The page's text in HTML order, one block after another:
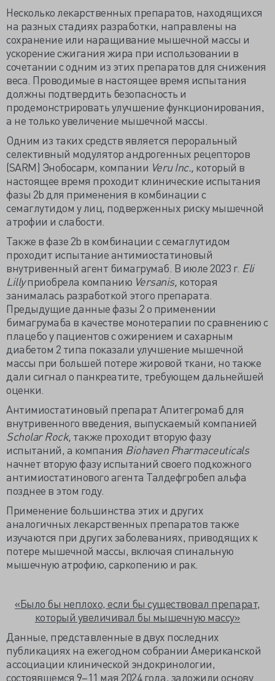
Несколько лекарственных препаратов, находящихся
на разных стадиях разработки, направлены на
сохранение или наращивание мышечной массы и
ускорение сжигания жира при использовании в
сочетании с одним из этих препаратов для снижения
веса. Проводимые в настоящее время испытания
должны подтвердить безопасность и
продемонстрировать улучшение функционирования,
а не только увеличение мышечной массы.
Одним из таких средств является пероральный
селективный модулятор андрогенных рецепторов
(SARM) Энобосарм, компании Veru Inc., который в
настоящее время проходит клинические испытания
фазы 2b для применения в комбинации с
семаглутидом у лиц, подверженных риску мышечной
атрофии и слабости.
Также в фазе 2b в комбинации с семаглутидом
проходит испытание антимиостатиновый
внутривенный агент бимагрумаб. В июле 2023 г. Eli
Lillyприобрела компанию Versanis, которая
занималась разработкой этого препарата.
Предыдущие данные фазы 2 о применении
бимагрумаба в качестве монотерапии по сравнению с
плацебо у пациентов с ожирением и сахарным
диабетом 2 типа показали улучшение мышечной
массы при большей потере жировой ткани, но также
дали сигнал о панкреатите, требующем дальнейшей
оценки.
Антимиостатиновый препарат Апитегромаб для
внутривенного введения, выпускаемый компанией
Scholar Rock, также проходит вторую фазу
испытаний, а компания Biohaven Pharmaceuticals
начнет вторую фазу испытаний своего подкожного
антимиостатинового агента Талдефгробеп альфа
позднее в этом году.
Применение большинства этих и других
аналогичных лекарственных препаратов также
изучаются при других заболеваниях, приводящих к
потере мышечной массы, включая спинальную
мышечную атрофию, саркопению и рак.
«Было бы неплохо, если бы существовал препарат,
который увеличивал бы мышечную массу»
Данные, представленные в двух последних
публикациях на ежегодном собрании Американской
ассоциации клинической эндокринологии,
состоявшемся 9–11 мая 2024 года, заложили основу